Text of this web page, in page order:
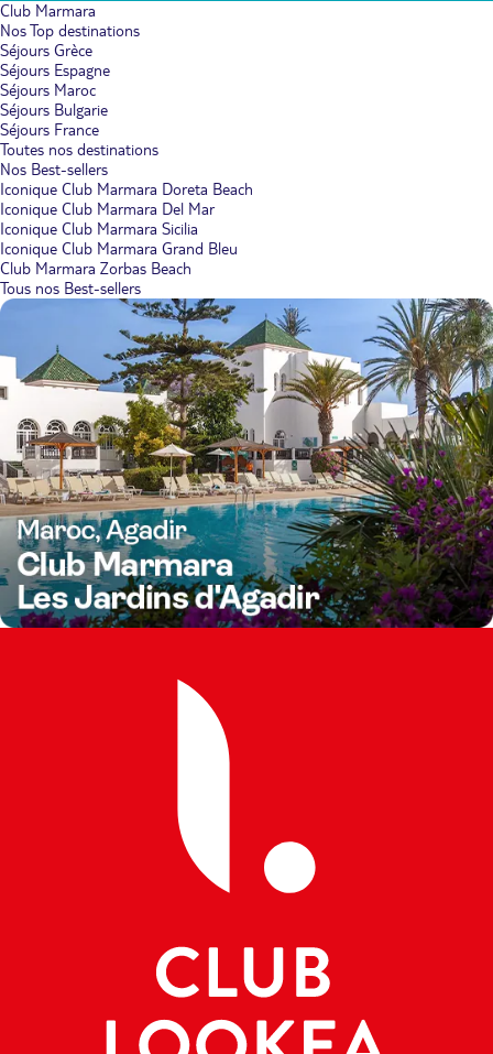
Club Marmara
Nos Top destinations
Séjours Grèce
Séjours Espagne
Séjours Maroc
Séjours Bulgarie
Séjours France
Toutes nos destinations
Nos Best-sellers
Iconique Club Marmara Doreta Beach
Iconique Club Marmara Del Mar
Iconique Club Marmara Sicilia
Iconique Club Marmara Grand Bleu
Club Marmara Zorbas Beach
Tous nos Best-sellers